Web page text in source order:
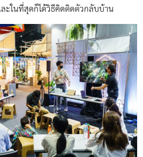
ะในที่สุดก็ได้วิธีคิดติดตัวกลับบ้าน